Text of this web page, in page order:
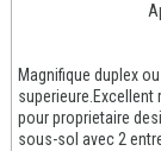
Magnifique duplex
pour proprietaire
sous-sol avec 2